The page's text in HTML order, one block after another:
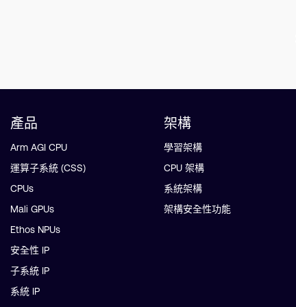
產品
Arm AGI CPU
運算子系統 (CSS)
CPUs
Mali GPUs
Ethos NPUs
安全性 IP
子系統 IP
系統 IP
架構
學習架構
CPU 架構
系統架構
架構安全性功能